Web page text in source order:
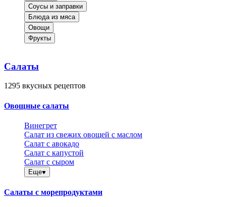
Соусы и заправки
Блюда из мяса
Овощи
Фрукты
Салаты
1295 вкусных рецептов
Овощные салаты
Винегрет
Салат из свежих овощей с маслом
Салат с авокадо
Салат с капустой
Салат с сыром
Еще
Салаты с морепродуктами